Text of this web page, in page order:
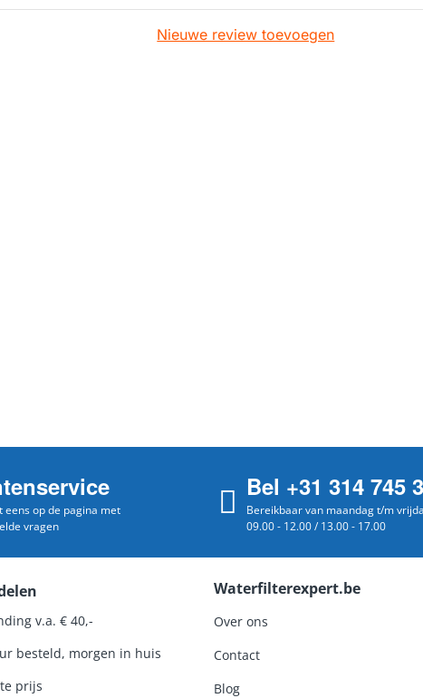
Nieuwe review toevoegen
eens op de pagina met
vragen
Bel +31 314 745
Bereikbaar van maandag t/m
09.00 - 12.00 / 13.00 - 17.00
v.a. € 40,-
besteld, morgen in huis
prijs
Waterfilterexpert.be
Over ons
Contact
Blog